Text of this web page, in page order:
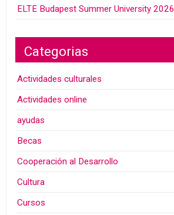
ELTE Budapest Summer University 2026
Categorias
Actividades culturales
Actividades online
ayudas
Becas
Cooperación al Desarrollo
Cultura
Cursos